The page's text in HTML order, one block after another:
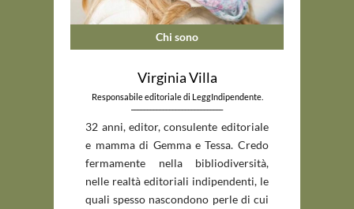
Chi sono
Virginia Villa
Responsabile editoriale di LeggIndipendente.
_____________________________
32 anni, editor, consulente editoriale
e mamma di Gemma e Tessa. Credo
fermamente nella bibliodiversità,
nelle realtà editoriali indipendenti, le
quali spesso nascondono perle di cui